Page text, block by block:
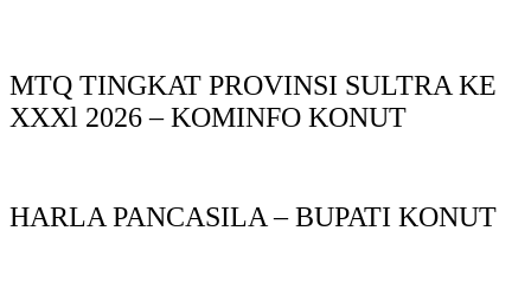
MTQ TINGKAT PROVINSI SULTRA KE
XXXl 2026 – KOMINFO KONUT
HARLA PANCASILA – BUPATI KONUT